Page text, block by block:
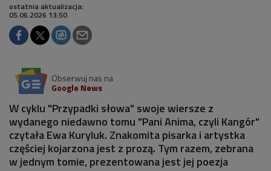
ostatnia aktualizacja:
05.06.2026 13:50
Obserwuj nas na
Google News
W cyklu "Przypadki słowa" swoje wiersze z
wydanego niedawno tomu "Pani Anima, czyli Kangór"
czytała Ewa Kuryluk. Znakomita pisarka i artystka
częściej kojarzona jest z prozą. Tym razem, zebrana
w jednym tomie, prezentowana jest jej poezja